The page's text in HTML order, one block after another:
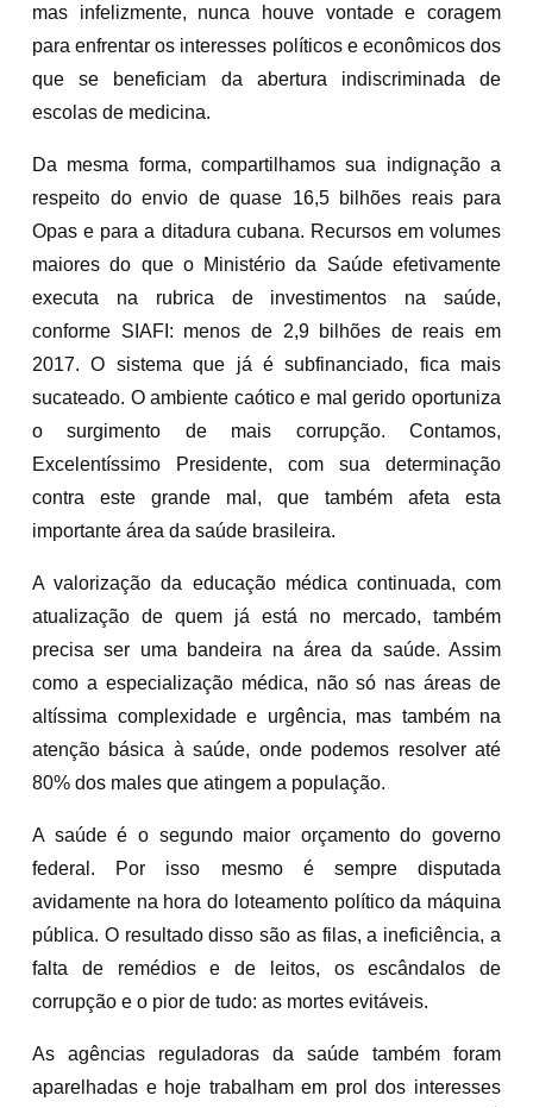
mas infelizmente, nunca houve vontade e coragem
para enfrentar os interesses políticos e econômicos dos
que se beneficiam da abertura indiscriminada de
escolas de medicina.
Da mesma forma, compartilhamos sua indignação a
respeito do envio de quase 16,5 bilhões reais para
Opas e para a ditadura cubana. Recursos em volumes
maiores do que o Ministério da Saúde efetivamente
executa na rubrica de investimentos na saúde,
conforme SIAFI: menos de 2,9 bilhões de reais em
2017. O sistema que já é subfinanciado, fica mais
sucateado. O ambiente caótico e mal gerido oportuniza
o surgimento de mais corrupção. Contamos,
Excelentíssimo Presidente, com sua determinação
contra este grande mal, que também afeta esta
importante área da saúde brasileira.
A valorização da educação médica continuada, com
atualização de quem já está no mercado, também
precisa ser uma bandeira na área da saúde. Assim
como a especialização médica, não só nas áreas de
altíssima complexidade e urgência, mas também na
atenção básica à saúde, onde podemos resolver até
80% dos males que atingem a população.
A saúde é o segundo maior orçamento do governo
federal. Por isso mesmo é sempre disputada
avidamente na hora do loteamento político da máquina
pública. O resultado disso são as filas, a ineficiência, a
falta de remédios e de leitos, os escândalos de
corrupção e o pior de tudo: as mortes evitáveis.
As agências reguladoras da saúde também foram
aparelhadas e hoje trabalham em prol dos interesses